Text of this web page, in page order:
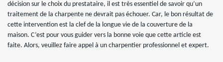
décision sur le choix du prestataire, il est très essentiel de savoir qu’un
traitement de la charpente ne devrait pas échouer. Car, le bon résultat de
cette intervention est la clef de la longue vie de la couverture de la
maison. C’est pour vous guider vers la bonne voie que cette article est
faite. Alors, veuillez faire appel à un charpentier professionnel et expert.